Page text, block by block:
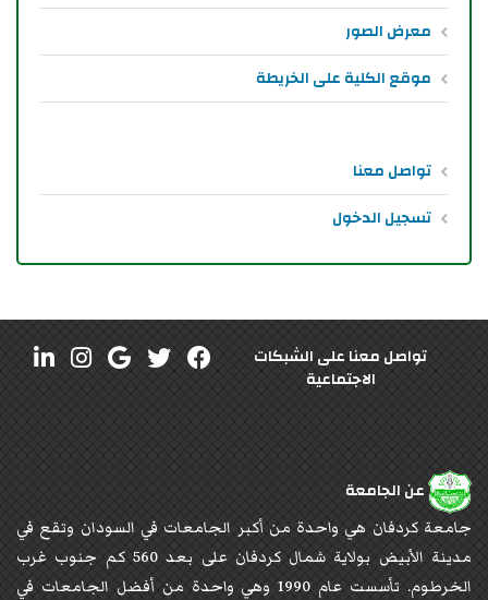
معرض الصور
موقع الكلية على الخريطة
تواصل معنا
تسجيل الدخول
تواصل معنا على الشبكات
الاجتماعية
عن الجامعة
جامعة كردفان هي واحدة من أكبر الجامعات في السودان وتقع في
مدينة الأبيض بولاية شمال كردفان على بعد 560 كم جنوب غرب
الخرطوم. تأسست عام 1990 وهي واحدة من أفضل الجامعات في